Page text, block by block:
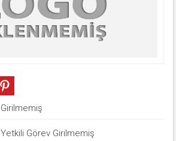
Girilmemiş
Yetkili Görev Girilmemiş